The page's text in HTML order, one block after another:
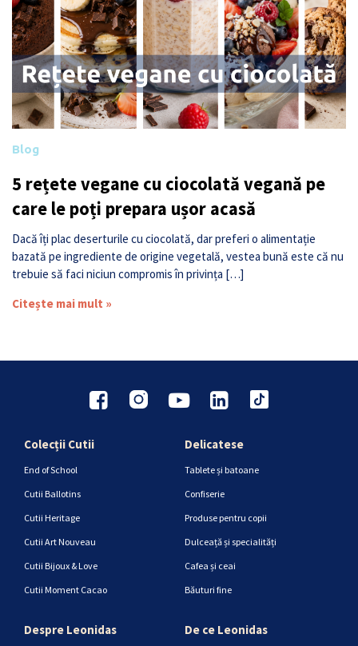
Blog
5 rețete vegane cu ciocolată vegană pe
care le poți prepara ușor acasă
Dacă îți plac deserturile cu ciocolată, dar preferi o alimentație
bazată pe ingrediente de origine vegetală, vestea bună este că nu
trebuie să faci niciun compromis în privința […]
Citește mai mult »
Colecții Cutii
End of School
Cutii Ballotins
Cutii Heritage
Cutii Art Nouveau
Cutii Bijoux & Love
Cutii Moment Cacao
Delicatese
Tablete și batoane
Confiserie
Produse pentru copii
Dulceață și specialități
Cafea și ceai
Băuturi fine
Despre Leonidas De ce Leonidas